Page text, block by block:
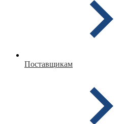
Поставщикам